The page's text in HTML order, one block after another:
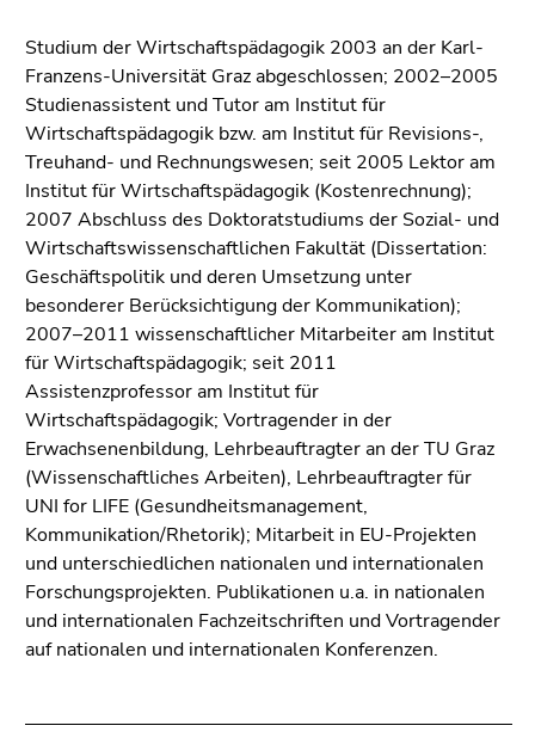
Unternavigation
(Zugriffstaste
4)
Zu
den
Zusatzinformationen
(Zugriffstaste
5)
Zu
den
Seiteneinstellungen
(Benutzer/Sprache)
(Zugriffstaste
8)
Zur
Suche
(Zugriffstaste
9)
Studium der Wirtschaftspädagogik 2003 an der Karl-
Franzens-Universität Graz abgeschlossen; 2002–2005
Studienassistent und Tutor am Institut für
Wirtschaftspädagogik bzw. am Institut für Revisions-,
Treuhand- und Rechnungswesen; seit 2005 Lektor am
Institut für Wirtschaftspädagogik (Kostenrechnung);
2007 Abschluss des Doktoratstudiums der Sozial- und
Wirtschaftswissenschaftlichen Fakultät (Dissertation:
Geschäftspolitik und deren Umsetzung unter
besonderer Berücksichtigung der Kommunikation);
2007–2011 wissenschaftlicher Mitarbeiter am Institut
für Wirtschaftspädagogik; seit 2011
Assistenzprofessor am Institut für
Wirtschaftspädagogik; Vortragender in der
Erwachsenenbildung, Lehrbeauftragter an der TU Graz
(Wissenschaftliches Arbeiten), Lehrbeauftragter für
UNI for LIFE (Gesundheitsmanagement,
Kommunikation/Rhetorik); Mitarbeit in EU-Projekten
und unterschiedlichen nationalen und internationalen
Forschungsprojekten. Publikationen u.a. in nationalen
und internationalen Fachzeitschriften und Vortragender
auf nationalen und internationalen Konferenzen.